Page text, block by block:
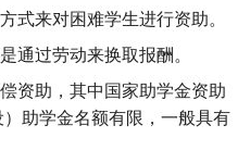
常用电话
白嫖指南
推免相关
式来对困难学生进行资助。
通过劳动来换取报酬。
资助，其中国家助学金资助
助学金名额有限，一般具有